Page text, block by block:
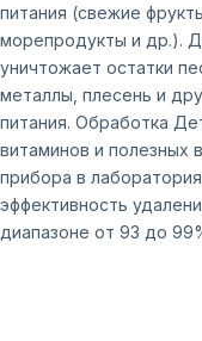
питания (свежие
морепродукты и др.).
уничтожает остатки
металлы, плесень и
питания. Обработка
витаминов и полезных
прибора в
эффективность
диапазоне от 93 до